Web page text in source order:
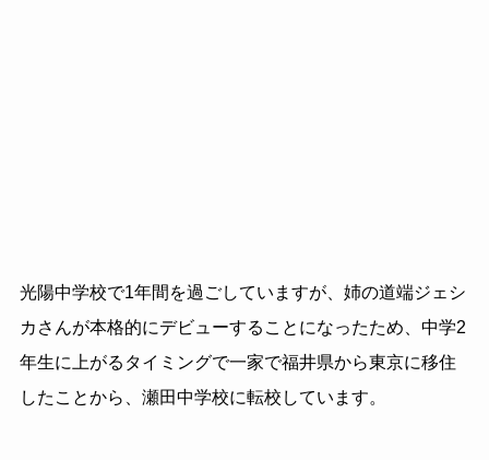
光陽中学校で1年間を過ごしていますが、姉の道端ジェシ
カさんが本格的にデビューすることになったため、中学2
年生に上がるタイミングで一家で福井県から東京に移住
したことから、瀬田中学校に転校しています。